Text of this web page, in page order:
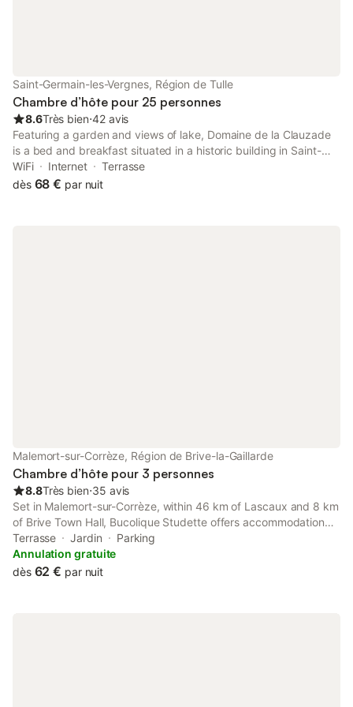
Saint-Germain-les-Vergnes, Région de Tulle
Chambre d’hôte pour 25 personnes
8.6Très bien⋅42 avis
Featuring a garden and views of lake, Domaine de la Clauzade
is a bed and breakfast situated in a historic building in Saint-
Germain-les-Vergnes, 15 km from Brive Town Hall. The air-
conditioned accommodation is 16 km from Brive Exhibition
WiFi Internet
Terrasse
dès 68 € par nuit
Malemort-sur-Corrèze, Région de Brive-la-Gaillarde
Chambre d’hôte pour 3 personnes
8.8Très bien⋅35 avis
Set in Malemort-sur-Corrèze, within 46 km of Lascaux and 8 km
of Brive Town Hall, Bucolique Studette offers accommodation
with a garden as well as free private parking for guests who
drive. The property features garden views and is 8.
Terrasse Jardin
Parking
Annulation gratuite
dès 62 € par nuit